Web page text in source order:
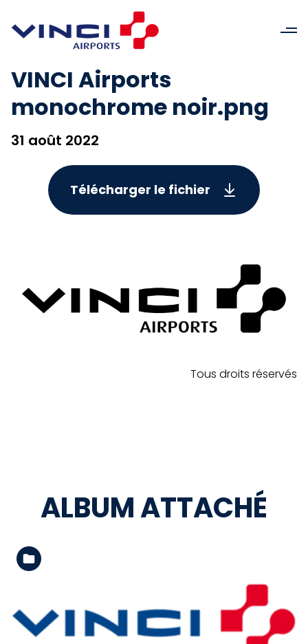
VINCI Airports
monochrome noir.png
31 août 2022
Télécharger le fichier
Tous droits réservés
ALBUM ATTACHÉ
Voir l'album